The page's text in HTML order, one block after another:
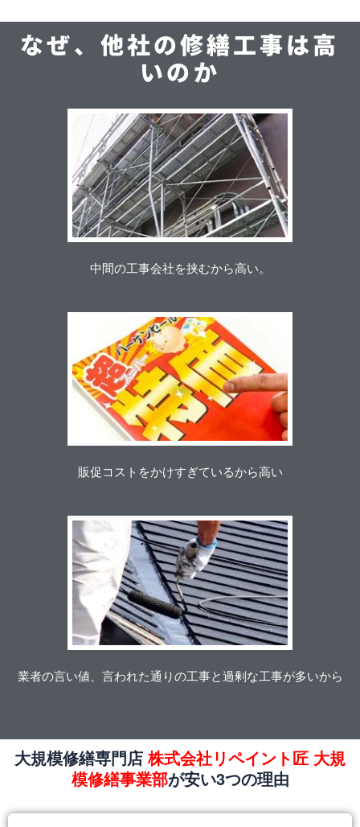
なぜ、他社の修繕工事は高
いのか
中間の工事会社を挟むから高い。
販促コストをかけすぎているから高い
業者の言い値、言われた通りの工事と過剰な工事が多いから
大規模修繕専門店株式会社リペイント匠 大規
模修繕事業部が安い3つの理由